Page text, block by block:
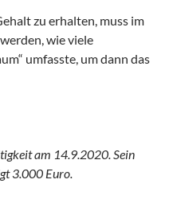
zu erhalten, muss im
wie viele
umfasste, um dann das
am 14.9.2020. Sein
3.000 Euro.